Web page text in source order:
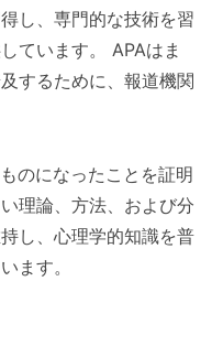
し、専門的な技術を習
ています。 APAはま
するために、報道機関
のになったことを証明
理論、方法、および分
し、心理学的知識を普
ます。